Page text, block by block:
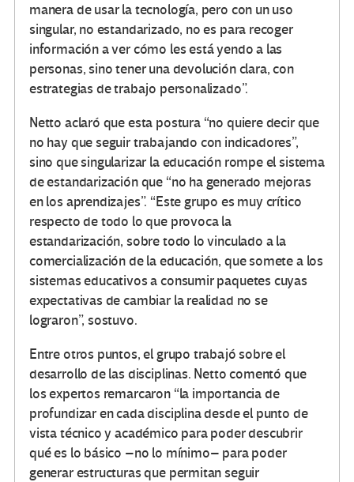
manera de usar la tecnología, pero con un uso
singular, no estandarizado, no es para recoger
información a ver cómo les está yendo a las
personas, sino tener una devolución clara, con
estrategias de trabajo personalizado”.
Netto aclaró que esta postura “no quiere decir que
no hay que seguir trabajando con indicadores”,
sino que singularizar la educación rompe el sistema
de estandarización que “no ha generado mejoras
en los aprendizajes”. “Este grupo es muy crítico
respecto de todo lo que provoca la
estandarización, sobre todo lo vinculado a la
comercialización de la educación, que somete a los
sistemas educativos a consumir paquetes cuyas
expectativas de cambiar la realidad no se
lograron”, sostuvo.
Entre otros puntos, el grupo trabajó sobre el
desarrollo de las disciplinas. Netto comentó que
los expertos remarcaron “la importancia de
profundizar en cada disciplina desde el punto de
vista técnico y académico para poder descubrir
qué es lo básico –no lo mínimo– para poder
generar estructuras que permitan seguir